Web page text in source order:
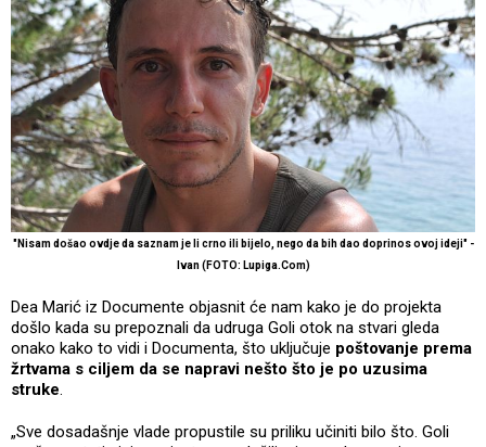
"Nisam došao ovdje da saznam je li crno ili bijelo, nego da bih dao doprinos ovoj ideji" -
Ivan (FOTO: Lupiga.Com)
Dea Marić iz Documente objasnit će nam kako je do projekta
došlo kada su prepoznali da udruga Goli otok na stvari gleda
onako kako to vidi i Documenta, što uključuje poštovanje prema
žrtvama s ciljem da se napravi nešto što je po uzusima
struke.
„Sve dosadašnje vlade propustile su priliku učiniti bilo što. Goli